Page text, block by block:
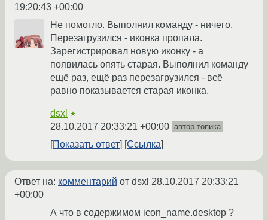
19:20:43 +00:00
Не помогло. Выполнил команду - ничего.
Перезагрузился - иконка пропала.
Зарегистрировал новую иконку - а
появилась опять старая. Выполнил команду
ещё раз, ещё раз перезагрузился - всё
равно показывается старая иконка.
dsxl ★
28.10.2017 20:33:21 +00:00 автор топика
Показать ответ Ссылка
Ответ на: комментарий от dsxl 28.10.2017 20:33:21
+00:00
А что в содержимом icon_name.desktop ?